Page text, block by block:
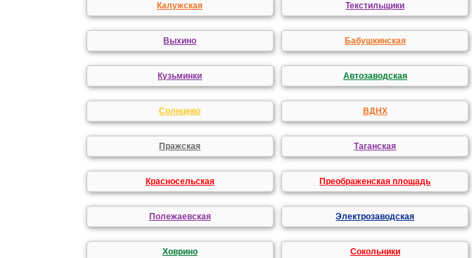
Калужская Текстильщики
Выхино Бабушкинская
Кузьминки Автозаводская
Солнцево ВДНХ
Пражская Таганская
Красносельская Преображенская площадь
Полежаевская Электрозаводская
Ховрино Сокольники